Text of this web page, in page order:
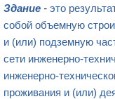
Здание - это
собой объемную
и (или) подземную
сети инженерно-
инженерно-
проживания и (или)